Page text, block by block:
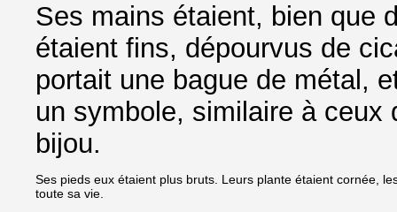
Ses mains étaient, bien que
étaient fins, dépourvus de
portait une bague de métal,
un symbole, similaire à ceux
bijou.
Ses pieds eux étaient plus bruts. Leurs plante étaient cornée,
toute sa vie.